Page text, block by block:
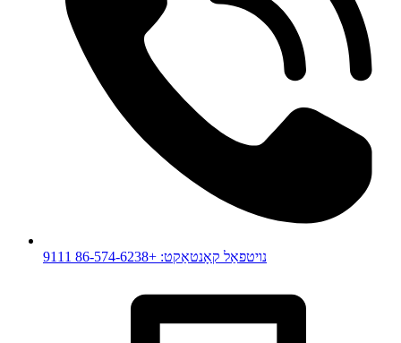
נויטפאַל קאָנטאַקט: +86-574-6238 9111